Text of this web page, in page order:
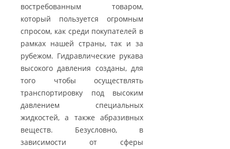
востребованным товаром,
который пользуется огромным
спросом, как среди покупателей в
рамках нашей страны, так и за
рубежом. Гидравлические рукава
высокого давления созданы, для
того чтобы осуществлять
транспортировку под высоким
давлением специальных
жидкостей, а также абразивных
веществ. Безусловно, в
зависимости от сферы